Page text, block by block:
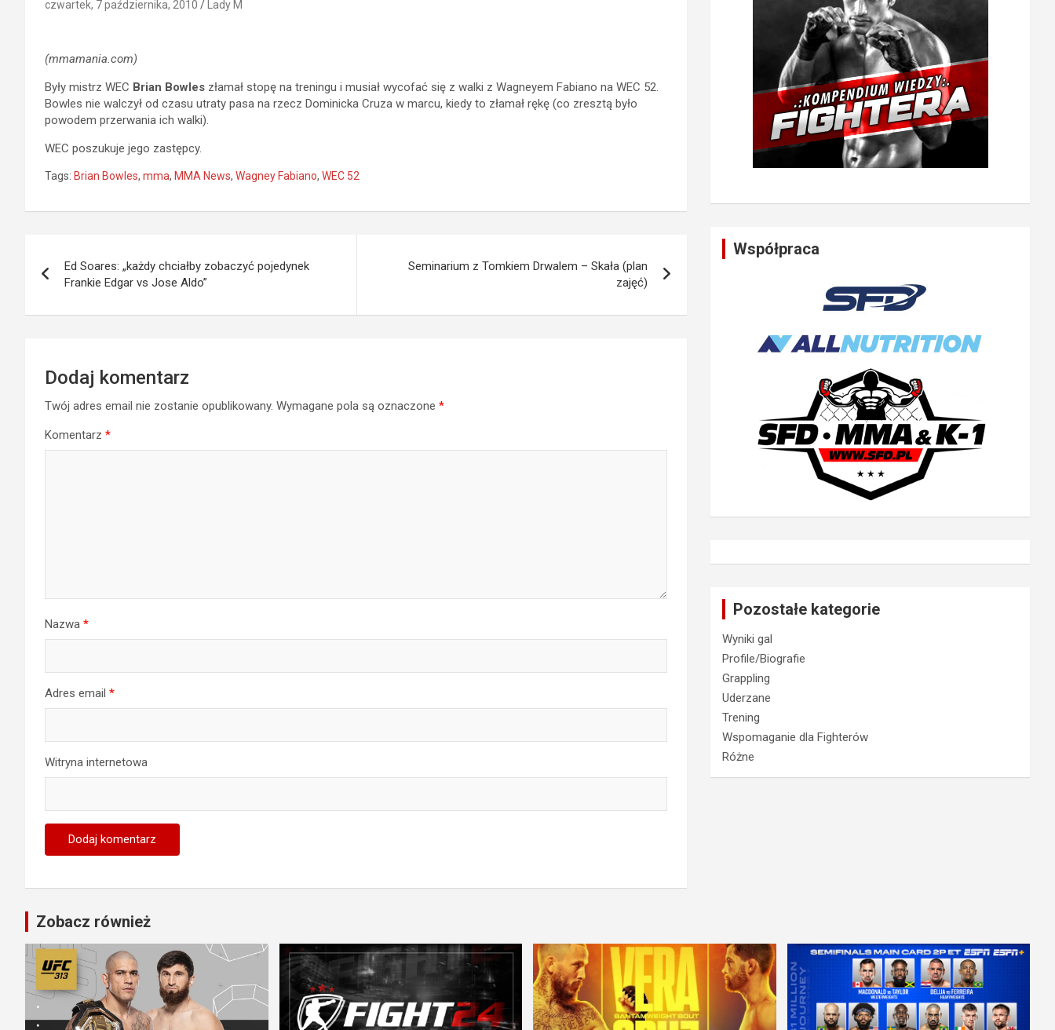
czwartek, 7 października, 2010 Lady M
(mmamania.com)
Były mistrz WEC Brian Bowles złamał stopę na treningu i musiał wycofać się z walki z Wagneyem Fabiano na WEC 52.
Bowles nie walczył od czasu utraty pasa na rzecz Dominicka Cruza w marcu, kiedy to złamał rękę (co zresztą było
powodem przerwania ich walki).
WEC poszukuje jego zastępcy.
Tags: Brian Bowles, mma, MMA News, Wagney Fabiano, WEC 52
wpisu
Ed Soares: „każdy chciałby zobaczyć pojedynek
Frankie Edgar vs Jose Aldo”
Seminarium z Tomkiem Drwalem – Skała (plan
zajęć)
Dodaj komentarz
Twój adres email nie zostanie opublikowany. Wymagane pola są oznaczone *
Komentarz *
Nazwa *
Adres email *
Witryna internetowa
Współpraca
Pozostałe kategorie
Wyniki gal
Profile/Biografie
Grappling
Uderzane
Trening
Wspomaganie dla Fighterów
Różne
Zobacz również